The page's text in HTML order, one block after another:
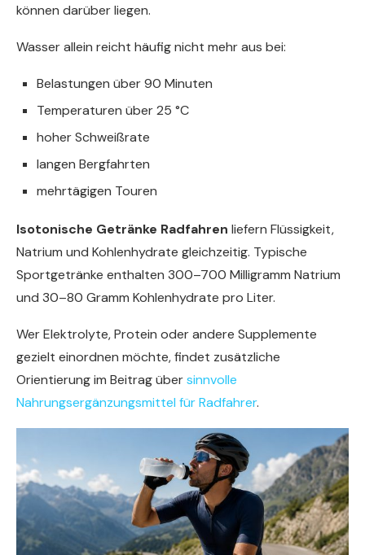
können darüber liegen.
Wasser allein reicht häufig nicht mehr aus bei:
Belastungen über 90 Minuten
Temperaturen über 25 °C
hoher Schweißrate
langen Bergfahrten
mehrtägigen Touren
Isotonische Getränke Radfahren liefern Flüssigkeit,
Natrium und Kohlenhydrate gleichzeitig. Typische
Sportgetränke enthalten 300–700 Milligramm Natrium
und 30–80 Gramm Kohlenhydrate pro Liter.
Wer Elektrolyte, Protein oder andere Supplemente
gezielt einordnen möchte, findet zusätzliche
Orientierung im Beitrag übersinnvolle
Nahrungsergänzungsmittel für Radfahrer.